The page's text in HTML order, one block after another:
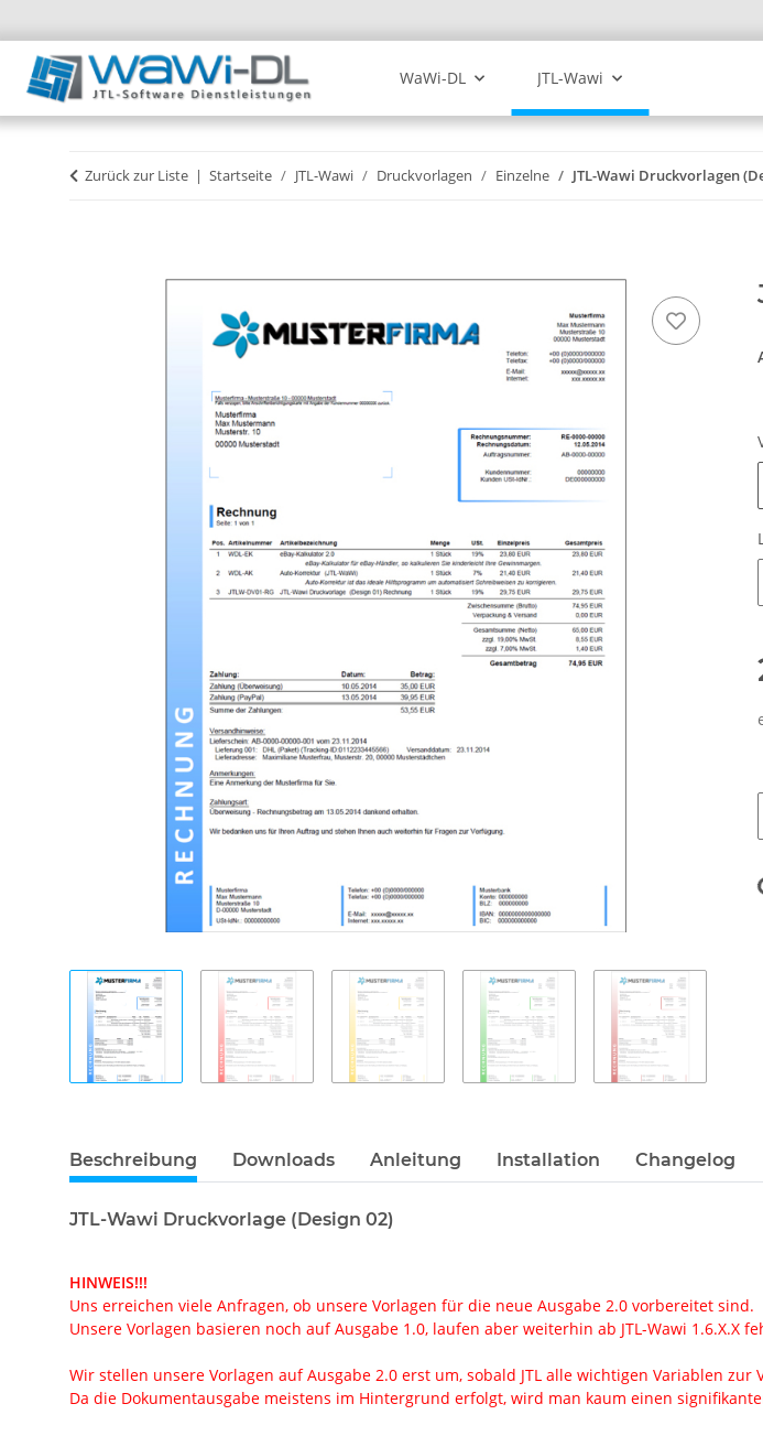
WaWi-DL JTL-Wawi
Zurück zur Liste Startseite JTL-Wawi Druckvorlagen Einzelne JTL-Wawi Druckvorlagen
Beschreibung Downloads Anleitung Installation Changelog
JTL-Wawi Druckvorlage (Design 02)
HINWEIS!!!
Uns erreichen viele Anfragen, ob unsere Vorlagen für die neue Ausgabe 2.0 vorbereitet sind.
Unsere Vorlagen basieren noch auf Ausgabe 1.0, laufen aber weiterhin ab JTL-Wawi 1.6.X.X
Wir stellen unsere Vorlagen auf Ausgabe 2.0 erst um, sobald JTL alle wichtigen Variablen zur
Da die Dokumentausgabe meistens im Hintergrund erfolgt, wird man kaum einen